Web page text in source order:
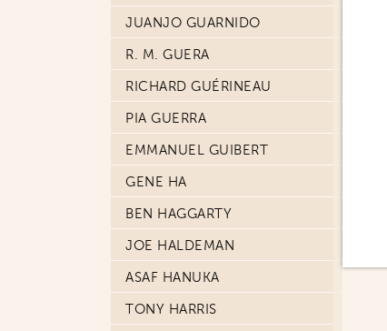
JUANJO GUARNIDO
R. M. GUERA
RICHARD GUÉRINEAU
PIA GUERRA
EMMANUEL GUIBERT
GENE HA
BEN HAGGARTY
JOE HALDEMAN
ASAF HANUKA
TONY HARRIS